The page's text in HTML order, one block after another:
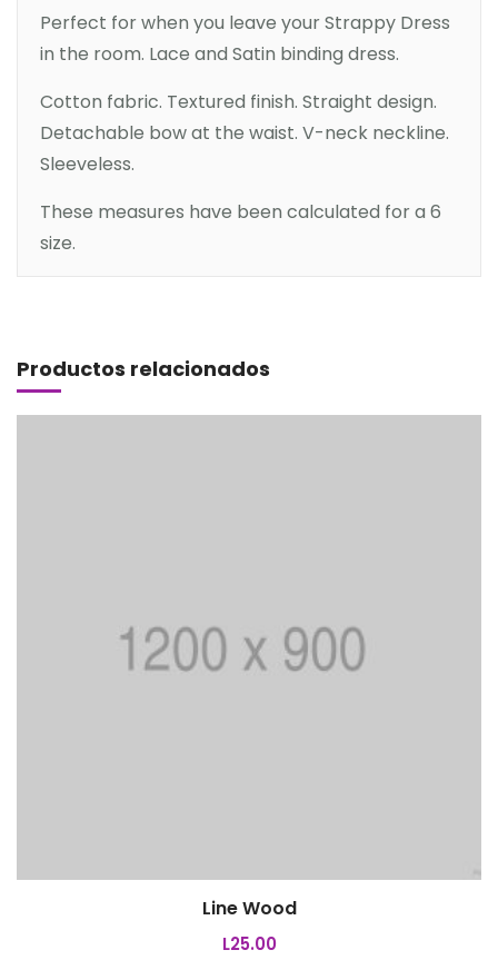
Perfect for when you leave your Strappy Dress
in the room. Lace and Satin binding dress.
Cotton fabric. Textured finish. Straight design.
Detachable bow at the waist. V-neck neckline.
Sleeveless.
These measures have been calculated for a 6
size.
Productos relacionados
Line Wood
L25.00
Añadir al carrito